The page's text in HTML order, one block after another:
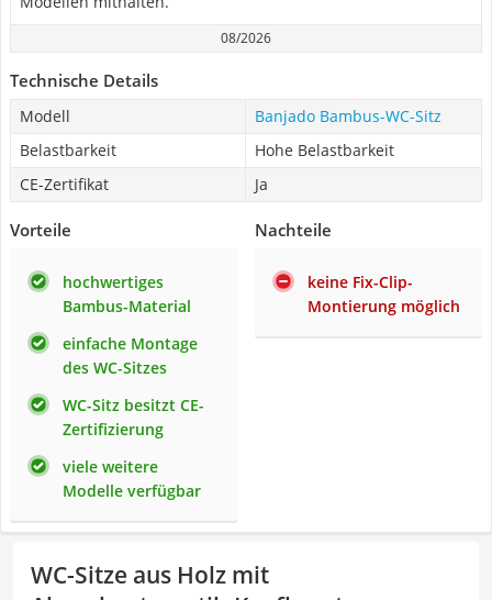
08/2026
Technische Details
Modell
Banjado Bambus-WC-Sitz
Belastbarkeit
Hohe Belastbarkeit
CE-Zertifikat
Ja
Vorteile
hochwertiges
Bambus-Material
einfache Montage
des WC-Sitzes
WC-Sitz besitzt CE-
Zertifizierung
viele weitere
Modelle verfügbar
Nachteile
keine Fix-Clip-
Montierung möglich
WC-Sitze aus Holz mit